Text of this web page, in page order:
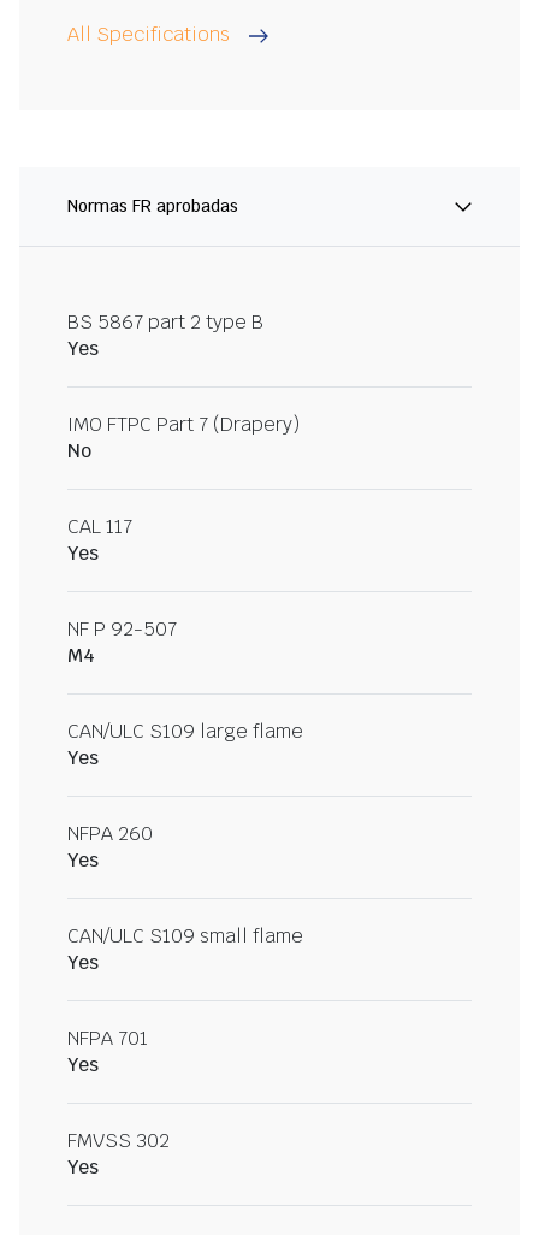
All Specifications
Normas FR aprobadas
BS 5867 part 2 type B
Yes
IMO FTPC Part 7 (Drapery)
No
CAL 117
Yes
NF P 92-507
M4
CAN/ULC S109 large flame
Yes
NFPA 260
Yes
CAN/ULC S109 small flame
Yes
NFPA 701
Yes
FMVSS 302
Yes